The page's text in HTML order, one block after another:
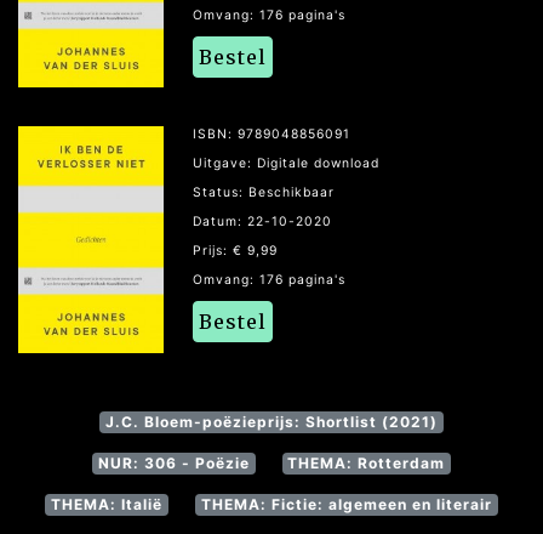
Omvang: 176 pagina's
Bestel
ISBN: 9789048856091
Uitgave: Digitale download
Status: Beschikbaar
Datum: 22-10-2020
Prijs: € 9,99
Omvang: 176 pagina's
Bestel
J.C. Bloem-poëzieprijs: Shortlist (2021)
NUR: 306 - Poëzie THEMA: Rotterdam
THEMA: Italië THEMA: Fictie: algemeen en literair